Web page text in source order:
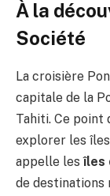
À la
Société
La croisière
capitale de la
Tahiti. Ce
explorer les îles
appelle lesîles
de destinations